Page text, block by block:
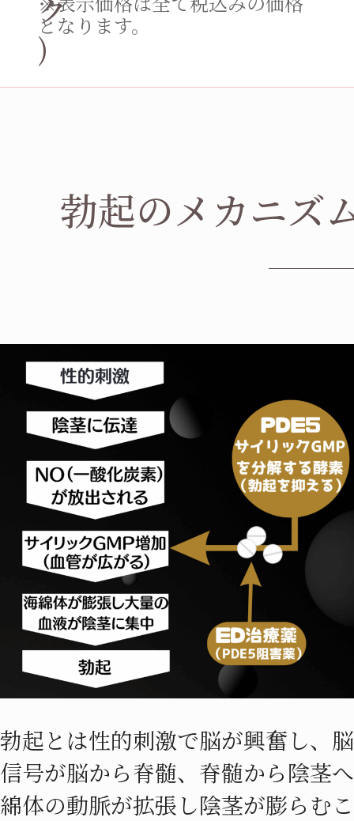
ク
)
となります。
勃起のメカニズ
勃起とは性的刺激で脳が興奮し、
信号が脳から脊髄、脊髄から陰茎
綿体の動脈が拡張し陰茎が膨らむ